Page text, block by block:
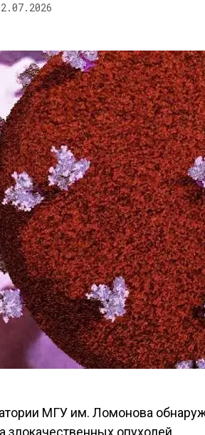
МГУ им. Ломонова
злокачественных опухолей.